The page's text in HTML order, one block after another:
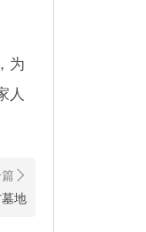
为
人
地